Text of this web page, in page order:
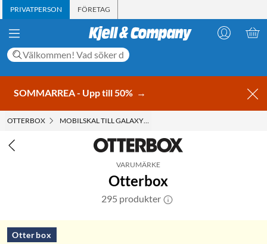
PRIVATPERSON FÖRETAG
SOMMARREA - Upp till 50% →
OTTERBOX MOBILSKAL TILL GALAXY S24 ULTRA
VARUMÄRKE
Otterbox
295 produkter
Otterbox